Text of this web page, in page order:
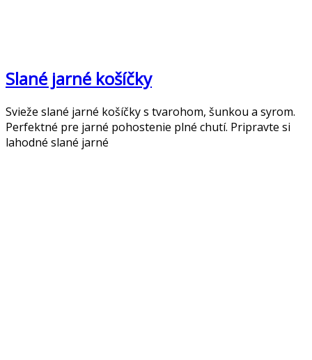
Slané jarné košíčky
Svieže slané jarné košíčky s tvarohom, šunkou a syrom.
Perfektné pre jarné pohostenie plné chutí. Pripravte si
lahodné slané jarné